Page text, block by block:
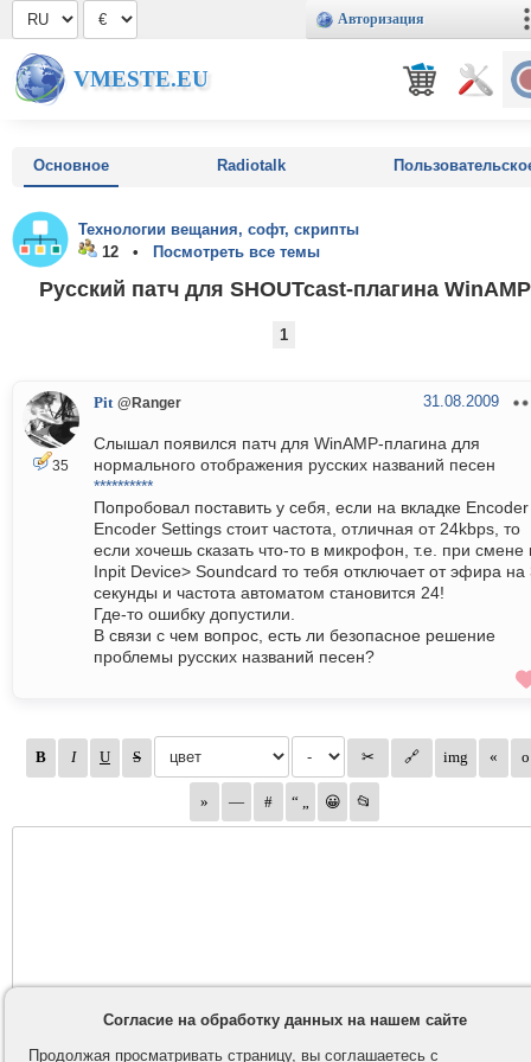
Авторизация
VMESTE.EU
Основное Radiotalk
Технологии вещания, софт, скрипты
12 •
Посмотреть все темы
Русский патч для SHOUTcast-плагина WinAMP
1
35
Pit @Ranger 31.08.2009
Слышал появился патч для WinAMP-плагина для
нормального отображения русских названий песен
**********
Попробовал поставить у себя, если на вкладке Encoder
Encoder Settings стоит частота, отличная от 24kbps, то
если хочешь сказать что-то в микрофон, т.е. при смене
Inpit Device> Soundcard то тебя отключает от эфира на
секунды и частота автоматом становится 24!
Где-то ошибку допустили.
В связи с чем вопрос, есть ли безопасное решение
проблемы русских названий песен?
Согласие на обработку данных на нашем сайте
Продолжая просматривать страницу, вы соглашаетесь с